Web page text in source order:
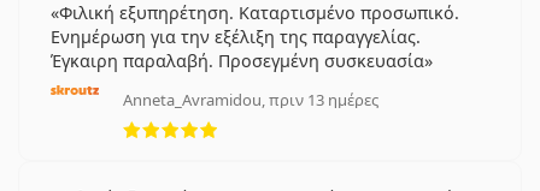
Φιλική εξυπηρέτηση. Καταρτισμένο προσωπικό.
Ενημέρωση για την εξέλιξη της παραγγελίας.
Έγκαιρη παραλαβή. Προσεγμένη συσκευασία
Anneta_Avramidou, πριν 13 ημέρες
5 αξιολογήσεις από 5